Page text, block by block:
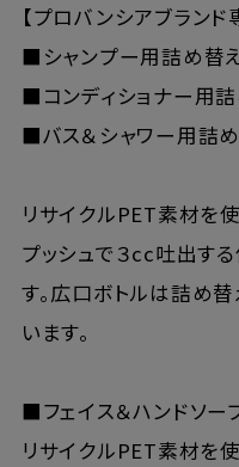
【プロバンシアブラン
■シャンプー用詰め替
■コンディショナー用
■バス＆シャワー用詰
リサイクルPET素材を
プッシュで３cc吐出す
す。広口ボトルは詰め
います。
■フェイス＆ハンドソー
リサイクルPET素材を